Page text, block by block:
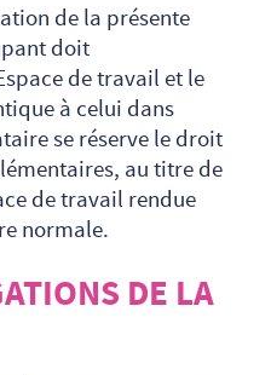
de la présente
doit
de travail et le
à celui dans
se réserve le droit
au titre de
de travail rendue
normale.
DE LA